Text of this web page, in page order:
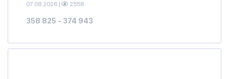
07.08.2026 | 2558
358 825 - 374 943